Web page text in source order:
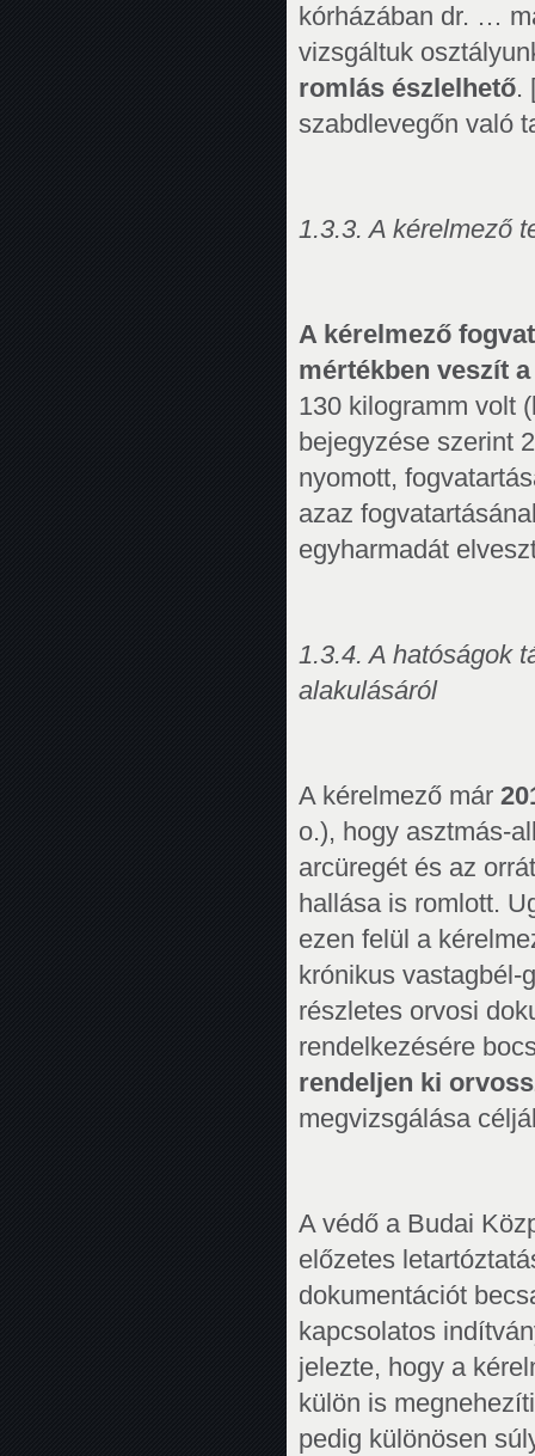
kórházában dr. …
vizsgáltuk
romlás észlelhető.
szabdlevegőn való
1.3.3. A kérelmező
A kérelmező
mértékben veszít
130 kilogramm volt
bejegyzése szerint
nyomott,
azaz
egyharmadát
1.3.4. A hatóságok
alakulásáról
A kérelmező már
o.), hogy asztmás-
arcüregét és az
hallása is romlott.
ezen felül a
krónikus
részletes orvosi
rendelkezésére
rendeljen ki
megvizsgálása
A védő a Budai
előzetes
dokumentációt
kapcsolatos
jelezte, hogy a
külön is
pedig különösen